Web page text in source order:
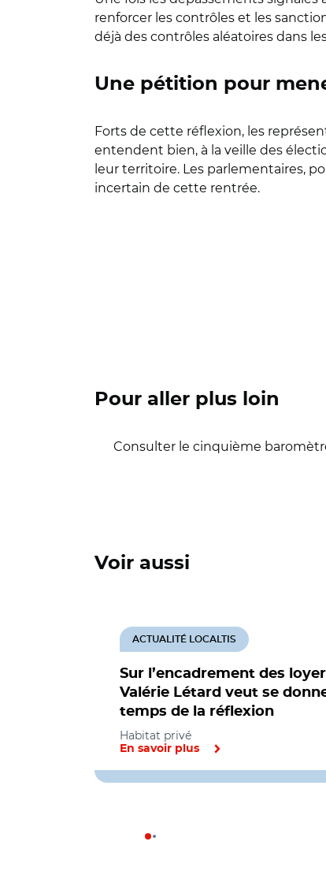
renforcer les contrôles et les
déjà des contrôles aléatoires dans
Une pétition pour
Forts de cette réflexion, les
entendent bien, à la veille des
leur territoire. Les parlementaires,
incertain de cette rentrée.
Pour aller plus loin
Consulter le cinquième
Voir aussi
Sur l’encadrement des
Valérie Létard veut se
temps de la réflexion
ACTUALITÉ LOCALTIS
Habitat privé
En savoir plus